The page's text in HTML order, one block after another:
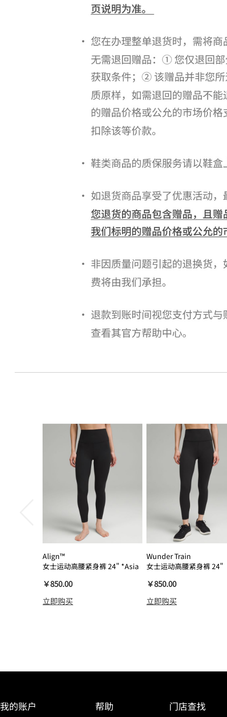
Align™
女士运动高腰紧身裤 24" *Asia
￥850.00
立即购买
Wunder Train
女士运动高腰紧身裤 24"
￥850.00
立即购买
我的账户 帮助 门店查找